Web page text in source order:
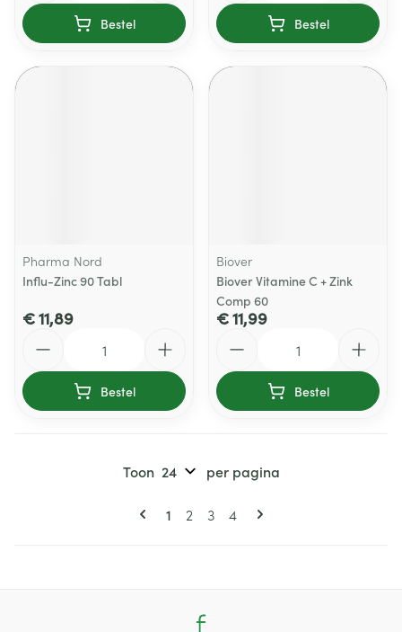
Bestel Bestel
Pharma Nord
Influ-Zinc 90 Tabl
€ 11,89
Bestel
Biover
Biover Vitamine C + Zink
Comp 60
€ 11,99
Bestel
Pagina's
U lees momenteel pagina
1 Pagina
2 Pagina
3 Pagina
4
Toon per pagina